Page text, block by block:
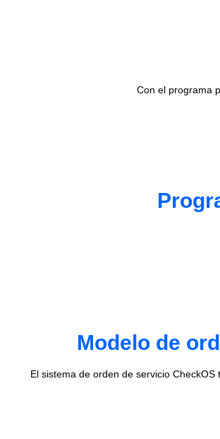
Con el programa
Modelo de
El sistema de orden de servicio